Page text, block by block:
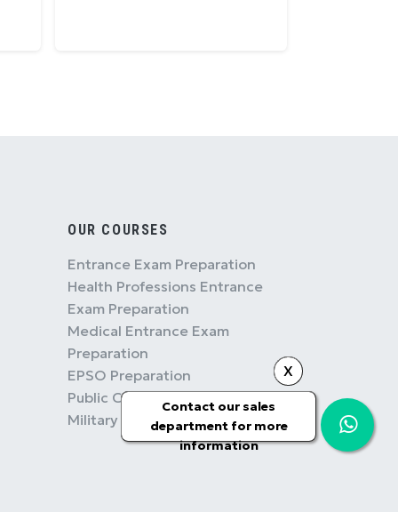
X
Contact our sales
department for more
information
OUR COURSES
Entrance Exam Preparation
Health Professions Entrance
Exam Preparation
Medical Entrance Exam
Preparation
EPSO Preparation
Public Competition Preparation
Military Competition Preparation